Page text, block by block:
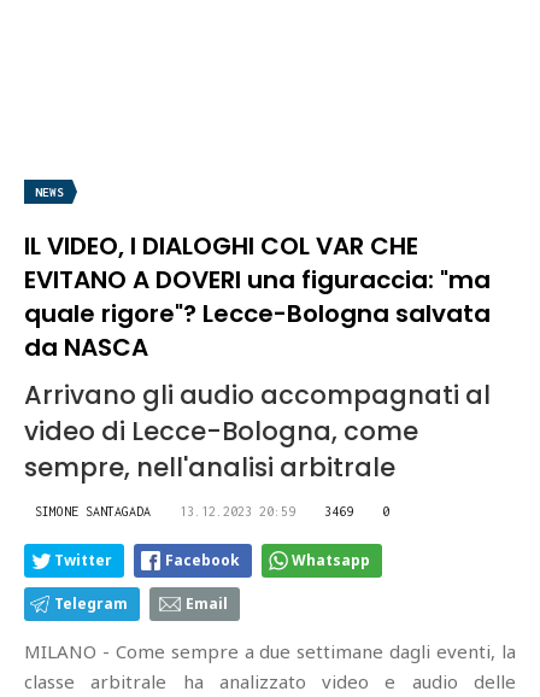
NEWS
IL VIDEO, I DIALOGHI COL VAR CHE
EVITANO A DOVERI una figuraccia: "ma
quale rigore"? Lecce-Bologna salvata
da NASCA
Arrivano gli audio accompagnati al
video di Lecce-Bologna, come
sempre, nell'analisi arbitrale
SIMONE SANTAGADA 13.12.2023 20:59 3469 0
Twitter Facebook Whatsapp
Telegram Email
MILANO - Come sempre a due settimane dagli eventi, la
classe arbitrale ha analizzato video e audio delle